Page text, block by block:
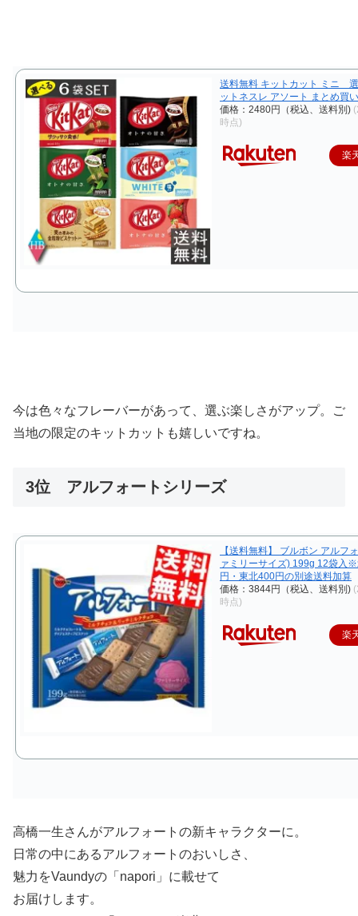
送料無料 キットカット ミニ
ットネスレ アソート まとめ買い
価格：2480円（税込、送料別)
時点)
楽
今は色々なフレーバーがあって、選ぶ楽しさがアップ。ご
当地の限定のキットカットも嬉しいですね。
3位 アルフォートシリーズ
【送料無料】 ブルボン アルフ
ァミリーサイズ) 199g 12袋入
円・東北400円の別途送料加算
価格：3844円（税込、送料別)
時点)
楽
高橋一生さんがアルフォートの新キャラクターに。
日常の中にあるアルフォートのおいしさ、
魅力をVaundyの「napori」に載せて
お届けします。